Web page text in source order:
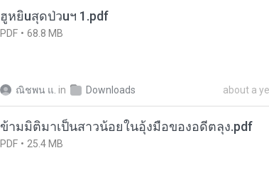
ฮูหยิuสุดป่วuฯ 1.pdf
PDF 68.8 MB
ณิชพน แ. in Downloads about a
ข้ามมิติมาเป็นสาวน้อยในอุ้งมือของอดีตลุง.pdf
PDF 25.4 MB